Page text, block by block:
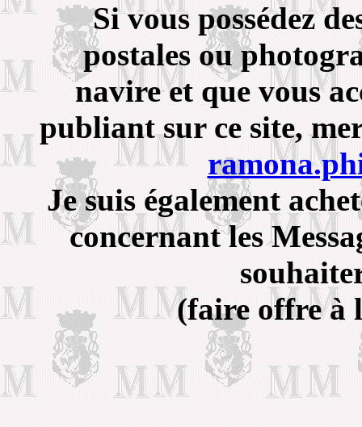
Si vous possédez
postales ou
navire et que vous
publiant sur ce site,
Je suis également
concernant les
(faire offre à